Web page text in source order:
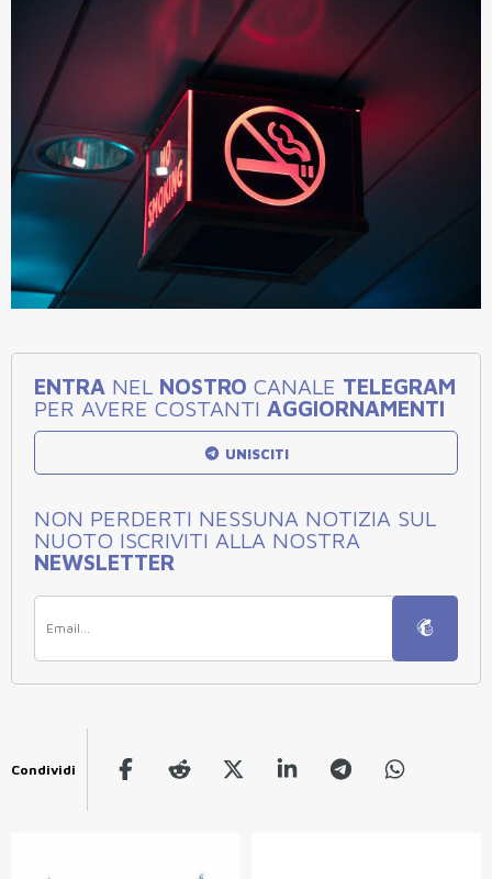
ENTRA NEL NOSTRO CANALE TELEGRAM
PER AVERE COSTANTI AGGIORNAMENTI
UNISCITI
NON PERDERTI NESSUNA NOTIZIA SUL
NUOTO ISCRIVITI ALLA NOSTRA
NEWSLETTER
Condividi